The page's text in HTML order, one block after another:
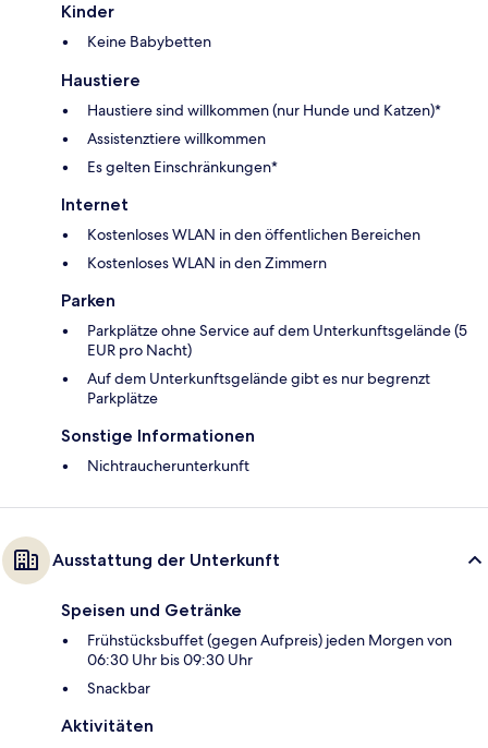
Kinder
Keine Babybetten
Haustiere
Haustiere sind willkommen (nur Hunde und Katzen)*
Assistenztiere willkommen
Es gelten Einschränkungen*
Internet
Kostenloses WLAN in den öffentlichen Bereichen
Kostenloses WLAN in den Zimmern
Parken
Parkplätze ohne Service auf dem Unterkunftsgelände (5
EUR pro Nacht)
Auf dem Unterkunftsgelände gibt es nur begrenzt
Parkplätze
Sonstige Informationen
Nichtraucherunterkunft
Ausstattung der Unterkunft
Speisen und Getränke
Frühstücksbuffet (gegen Aufpreis) jeden Morgen von
06:30 Uhr bis 09:30 Uhr
Snackbar
Aktivitäten